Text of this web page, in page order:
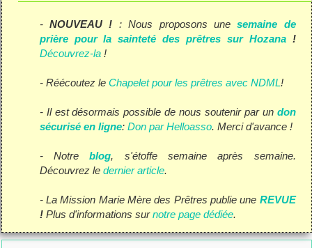
-NOUVEAU ! : Nous proposons unesemaine de
prière pour la sainteté des prêtres sur Hozana !
Découvrez-la !
- Réécoutez le Chapelet pour les prêtres avec NDML!
- Il est désormais possible de nous soutenir par un don
sécurisé en ligne: Don par Helloasso. Merci d'avance !
- Notreblog, s'étoffe semaine après semaine.
Découvrez le dernier article.
- La Mission Marie Mère des Prêtres publie une REVUE
!Plus d'informations surnotre page dédiée.